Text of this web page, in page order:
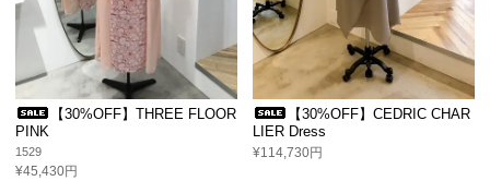
【30%OFF】THREE FLOOR
PINK
1529
¥45,430円
【30%OFF】CEDRIC CHAR
LIER Dress
¥114,730円